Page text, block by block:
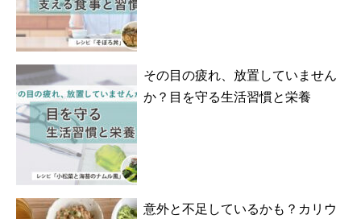
その目の疲れ、放置していません
か？目を守る生活習慣と栄養
意外と不足しているかも？カリウ